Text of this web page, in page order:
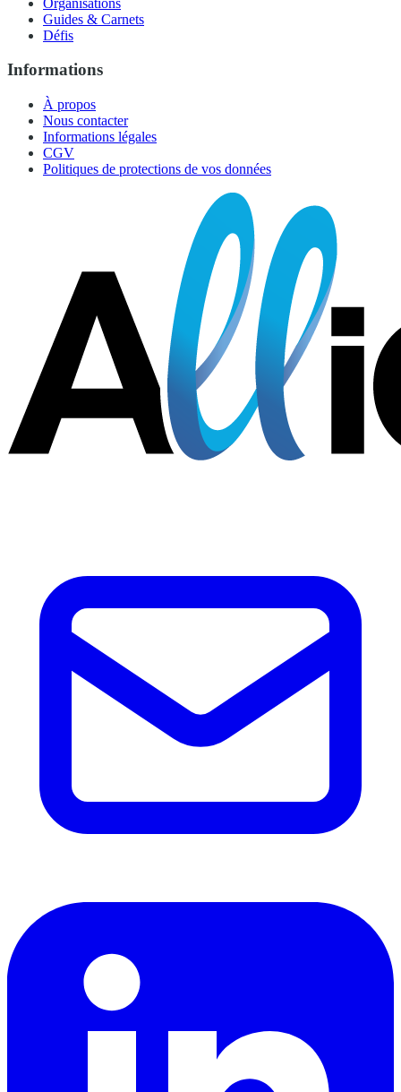
Guides & Carnets
Défis
Informations
À propos
Nous contacter
Informations légales
CGV
Politiques de protections de vos données